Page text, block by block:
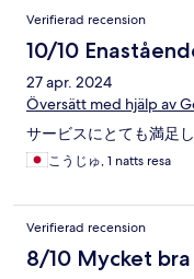
Verifierad recension
10/10
27 apr. 2024
Översätt med hjälp av
サービスにとても満足
こうじゅ, 1 natts resa
Verifierad recension
8/10 Mycket bra